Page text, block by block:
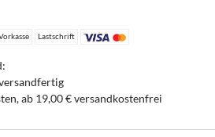
Lastschrift
ab 19,00 € versandkostenfrei